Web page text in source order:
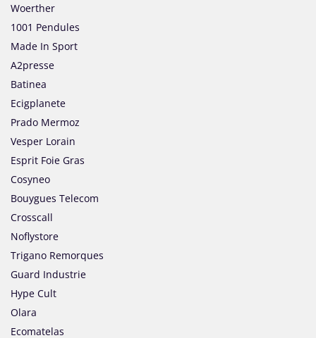
Woerther
1001 Pendules
Made In Sport
A2presse
Batinea
Ecigplanete
Prado Mermoz
Vesper Lorain
Esprit Foie Gras
Cosyneo
Bouygues Telecom
Crosscall
Noflystore
Trigano Remorques
Guard Industrie
Hype Cult
Olara
Ecomatelas